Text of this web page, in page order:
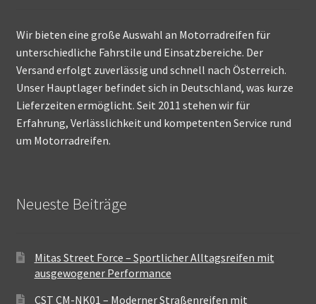
Wir bieten eine große Auswahl an Motorradreifen für
unterschiedliche Fahrstile und Einsatzbereiche. Der
Versand erfolgt zuverlässig und schnell nach Österreich.
Unser Hauptlager befindet sich in Deutschland, was kurze
Lieferzeiten ermöglicht. Seit 2011 stehen wir für
Erfahrung, Verlässlichkeit und kompetenten Service rund
um Motorradreifen.
Neueste Beiträge
Mitas Street Force – Sportlicher Alltagsreifen mit
ausgewogener Performance
CST CM-NK01 – Moderner Straßenreifen mit